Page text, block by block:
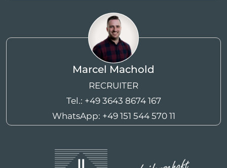
Marcel Machold
RECRUITER
Tel.: +49 3643 8674 167
WhatsApp: +49 151 544 570 11